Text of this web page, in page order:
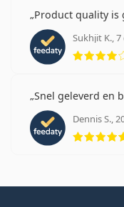
Product quality is
Sukhjit K.,
Snel geleverd en
Dennis S.,